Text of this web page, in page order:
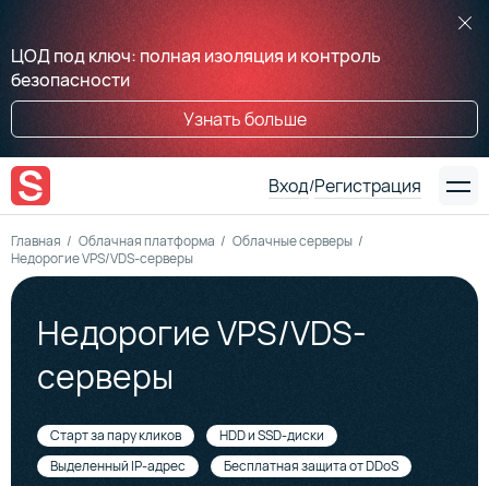
ЦОД под ключ: полная изоляция и контроль
безопасности
Узнать больше
Вход/Регистрация
Главная Облачная платформа
Облачные серверы
Недорогие VPS/VDS-серверы
Недорогие VPS/VDS-
серверы
Старт за пару кликов
HDD и SSD-диски
Выделенный IP-адрес
Бесплатная защита от DDoS